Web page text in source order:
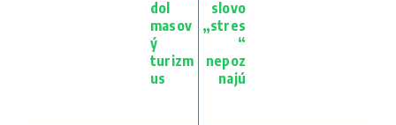
dol
masov
ý
turizm
us
slovo
„stres
“
nepoz
najú